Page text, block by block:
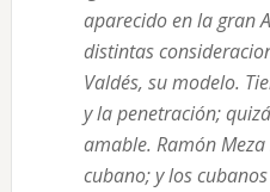
aparecido en la gran
distintas
Valdés, su modelo.
y la penetración;
amable. Ramón
cubano; y los